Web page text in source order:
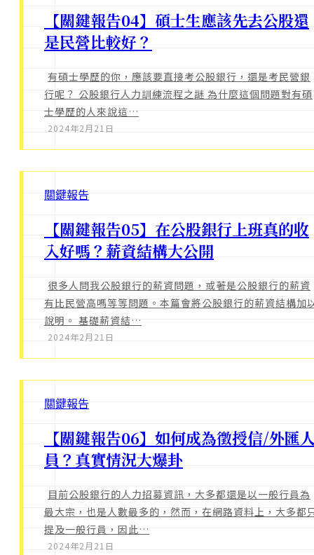
【關鍵報告04】碩士生應該先去公股還
是民營比較好？
有碩士學歷的你，應該要直接考公股銀行，還是考民營銀
行呢？ 公股銀行人力訓練流程之謎 為什麼這個問題對有碩
士學歷的人來說這…
2024年2月21日
關鍵報告
【關鍵報告05】在公股銀行上班真的收
入好嗎？薪資結構大公開
很多人問我公股銀行的薪資問題，或著是公股銀行的薪資
有比民營高嗎等等問題。本篇會將公股銀行的薪資結構加
說明。 基礎薪資結…
2024年2月21日
關鍵報告
【關鍵報告06】如何成為徵授信/外匯
員？真實情況大爆卦
目前公股銀行的人力招募資訊，大多都還是以一般行員為
最大宗，也是人數最多的，然而，在網路資料上，大多都
提及一般行員，因此…
2024年2月21日